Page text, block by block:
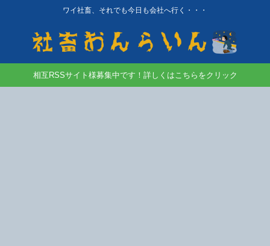
ワイ社畜、それでも今日も会社へ行く・・・
相互RSSサイト様募集中です！詳しくはこちらをクリック